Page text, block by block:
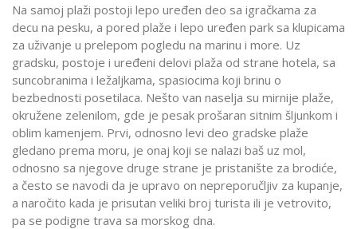
Na samoj plaži postoji lepo uređen deo sa igračkama za
decu na pesku, a pored plaže i lepo uređen park sa klupicama
za uživanje u prelepom pogledu na marinu i more. Uz
gradsku, postoje i uređeni delovi plaža od strane hotela, sa
suncobranima i ležaljkama, spasiocima koji brinu o
bezbednosti posetilaca. Nešto van naselja su mirnije plaže,
okružene zelenilom, gde je pesak prošaran sitnim šljunkom i
oblim kamenjem. Prvi, odnosno levi deo gradske plaže
gledano prema moru, je onaj koji se nalazi baš uz mol,
odnosno sa njegove druge strane je pristanište za brodiće,
a često se navodi da je upravo on nepreporučljiv za kupanje,
a naročito kada je prisutan veliki broj turista ili je vetrovito,
pa se podigne trava sa morskog dna.